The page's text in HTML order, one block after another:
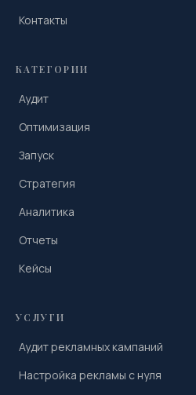
Контакты
КАТЕГОРИИ
Аудит
Оптимизация
Запуск
Стратегия
Аналитика
Отчеты
Кейсы
УСЛУГИ
Аудит рекламных кампаний
Настройка рекламы с нуля